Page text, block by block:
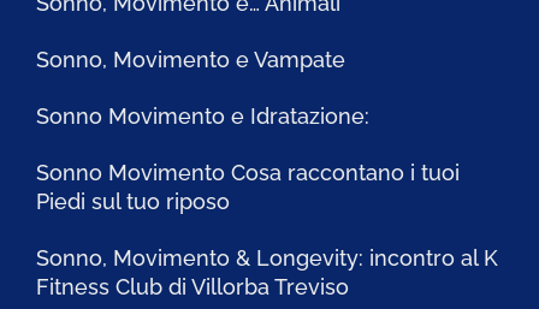
Sonno, Movimento e Vampate
Sonno Movimento e Idratazione:
Sonno Movimento Cosa raccontano i tuoi
Piedi sul tuo riposo
Sonno, Movimento & Longevity: incontro al K
Fitness Club di Villorba Treviso